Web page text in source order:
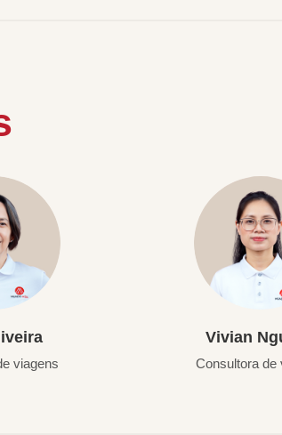
viagens
Vivian
Consultora de